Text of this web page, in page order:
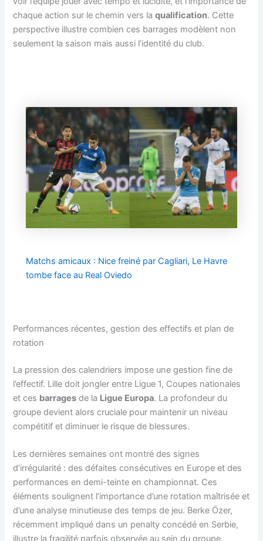
chaque action sur le chemin vers laqualification. Cette
perspective illustre combien ces barrages modèlent non
seulement la saison mais aussi l’identité du club.
Matchs amicaux : Nice freiné par Cagliari, Le Havre
tombe face au Real Oviedo
Performances récentes, gestion des effectifs et plan de
rotation
La pression des calendriers impose une gestion fine de
l’effectif. Lille doit jongler entre Ligue 1, Coupes nationales
et ces barrages de la Ligue Europa. La profondeur du
groupe devient alors cruciale pour maintenir un niveau
compétitif et diminuer le risque de blessures.
Les dernières semaines ont montré des signes
d’irrégularité : des défaites consécutives en Europe et des
performances en demi-teinte en championnat. Ces
éléments soulignent l’importance d’une rotation maîtrisée et
d’une analyse minutieuse des temps de jeu. Berke Özer,
récemment impliqué dans un penalty concédé en Serbie,
illustre la fragilité parfois observée au sein du groupe.